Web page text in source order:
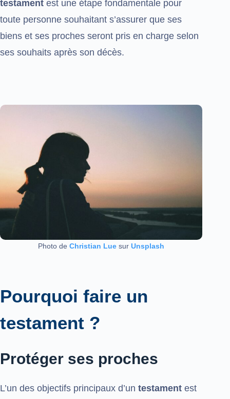
testament est une étape fondamentale pour
toute personne souhaitant s’assurer que ses
biens et ses proches seront pris en charge selon
ses souhaits après son décès.
Photo deChristian Lue surUnsplash
Pourquoi faire un
testament ?
Protéger ses proches
L’un des objectifs principaux d’un testament est